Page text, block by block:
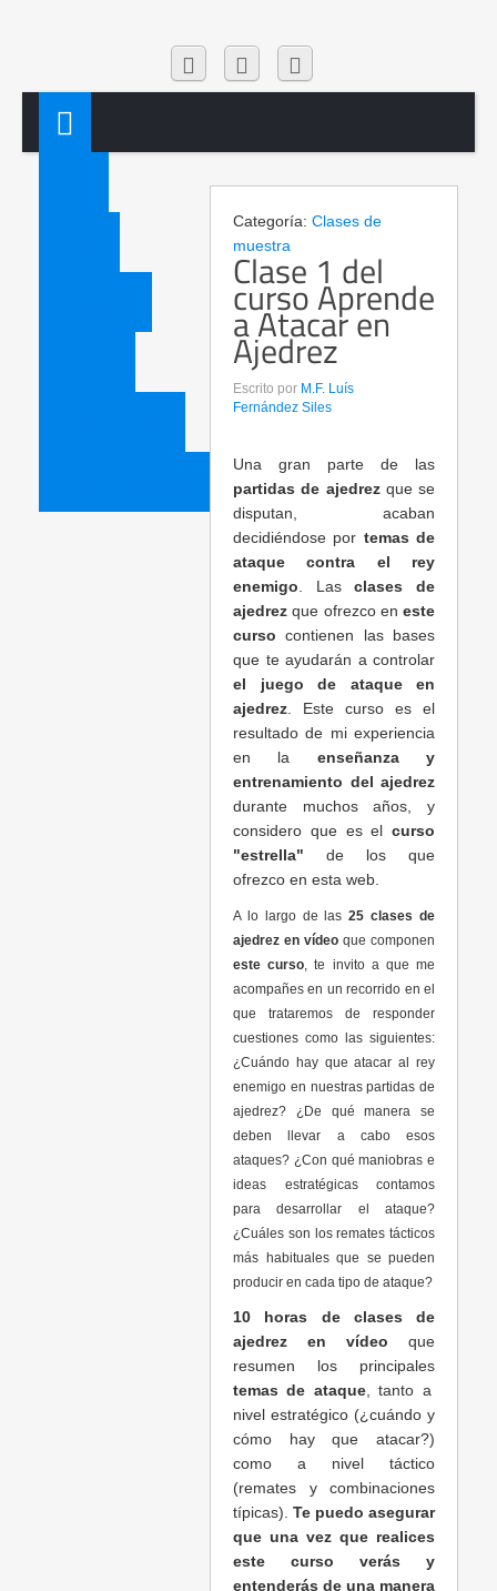
Categoría: Clases de
muestra
Clase 1 del
curso Aprende
a Atacar en
Ajedrez
Escrito por M.F. Luís
Fernández Siles
Una gran parte de las
partidas de ajedrezque se
disputan, acaban
decidiéndose por temas de
ataque contra el rey
enemigo. Lasclases de
ajedrez que ofrezco en este
curso contienen las bases
que te ayudarán a controlar
el juego de ataque en
ajedrez. Este curso es el
resultado de mi experiencia
en la enseñanza y
entrenamiento del ajedrez
durante muchos años, y
considero que es el curso
"estrella" de los que
ofrezco en esta web.
A lo largo de las25 clases de
ajedrez en vídeo que componen
este curso, te invito a que me
acompañes en un recorrido en el
que trataremos de responder
cuestiones como las siguientes:
¿Cuándo hay que atacar al rey
enemigo en nuestras partidas de
ajedrez? ¿De qué manera se
deben llevar a cabo esos
ataques? ¿Con qué maniobras e
ideas estratégicas contamos
para desarrollar el ataque?
¿Cuáles son los remates tácticos
más habituales que se pueden
producir en cada tipo de ataque?
10 horas de clases de
ajedrez en vídeo que
resumen los principales
temas de ataque, tanto a
nivel estratégico (¿cuándo y
cómo hay que atacar?)
como a nivel táctico
(remates y combinaciones
típicas). Te puedo asegurar
que una vez que realices
este curso verás y
entenderás de una manera